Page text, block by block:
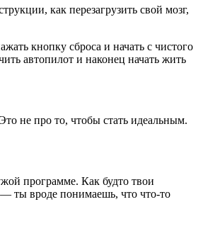
как перезагрузить свой мозг,
кнопку сброса и начать с чистого
автопилот и наконец начать жить
не про то, чтобы стать идеальным.
программе. Как будто твои
ты вроде понимаешь, что что-то